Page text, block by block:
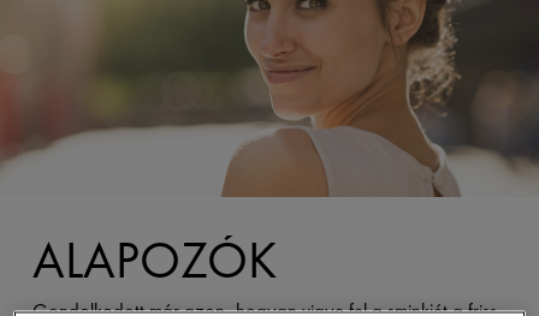
ALAPOZÓK
Gondolkodott már azon, hogyan vigye fel a sminkjét a friss